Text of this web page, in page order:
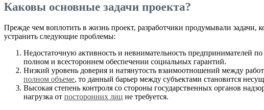
Каковы основные задачи проекта?
Прежде чем воплотить в жизнь проект, разработчики продумывали задачи,
устранить следующие проблемы:
Недостаточную активность и невнимательность предпринимателей
полном и всестороннем обеспечении социальных гарантий.
Низкий уровень доверия и натянутость взаимоотношений между
полном объеме, то данный барьер между субъектами становится
Высокая степень контроля со стороны государственных органов
нагрузка от посторонних лиц не требуется.